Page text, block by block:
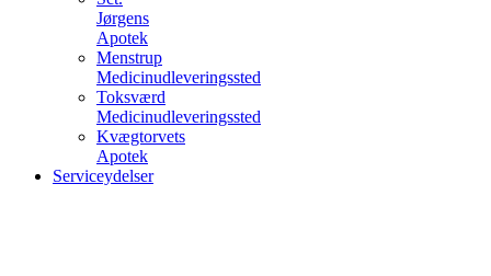
Jørgens
Apotek
Menstrup
Medicinudleveringssted
Toksværd
Medicinudleveringssted
Kvægtorvets
Apotek
Serviceydelser